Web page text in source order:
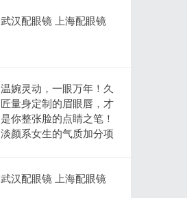
武汉配眼镜 上海配眼镜
温婉灵动，一眼万年！久
匠量身定制的眉眼唇，才
是你整张脸的点睛之笔！
淡颜系女生的气质加分项
武汉配眼镜 上海配眼镜